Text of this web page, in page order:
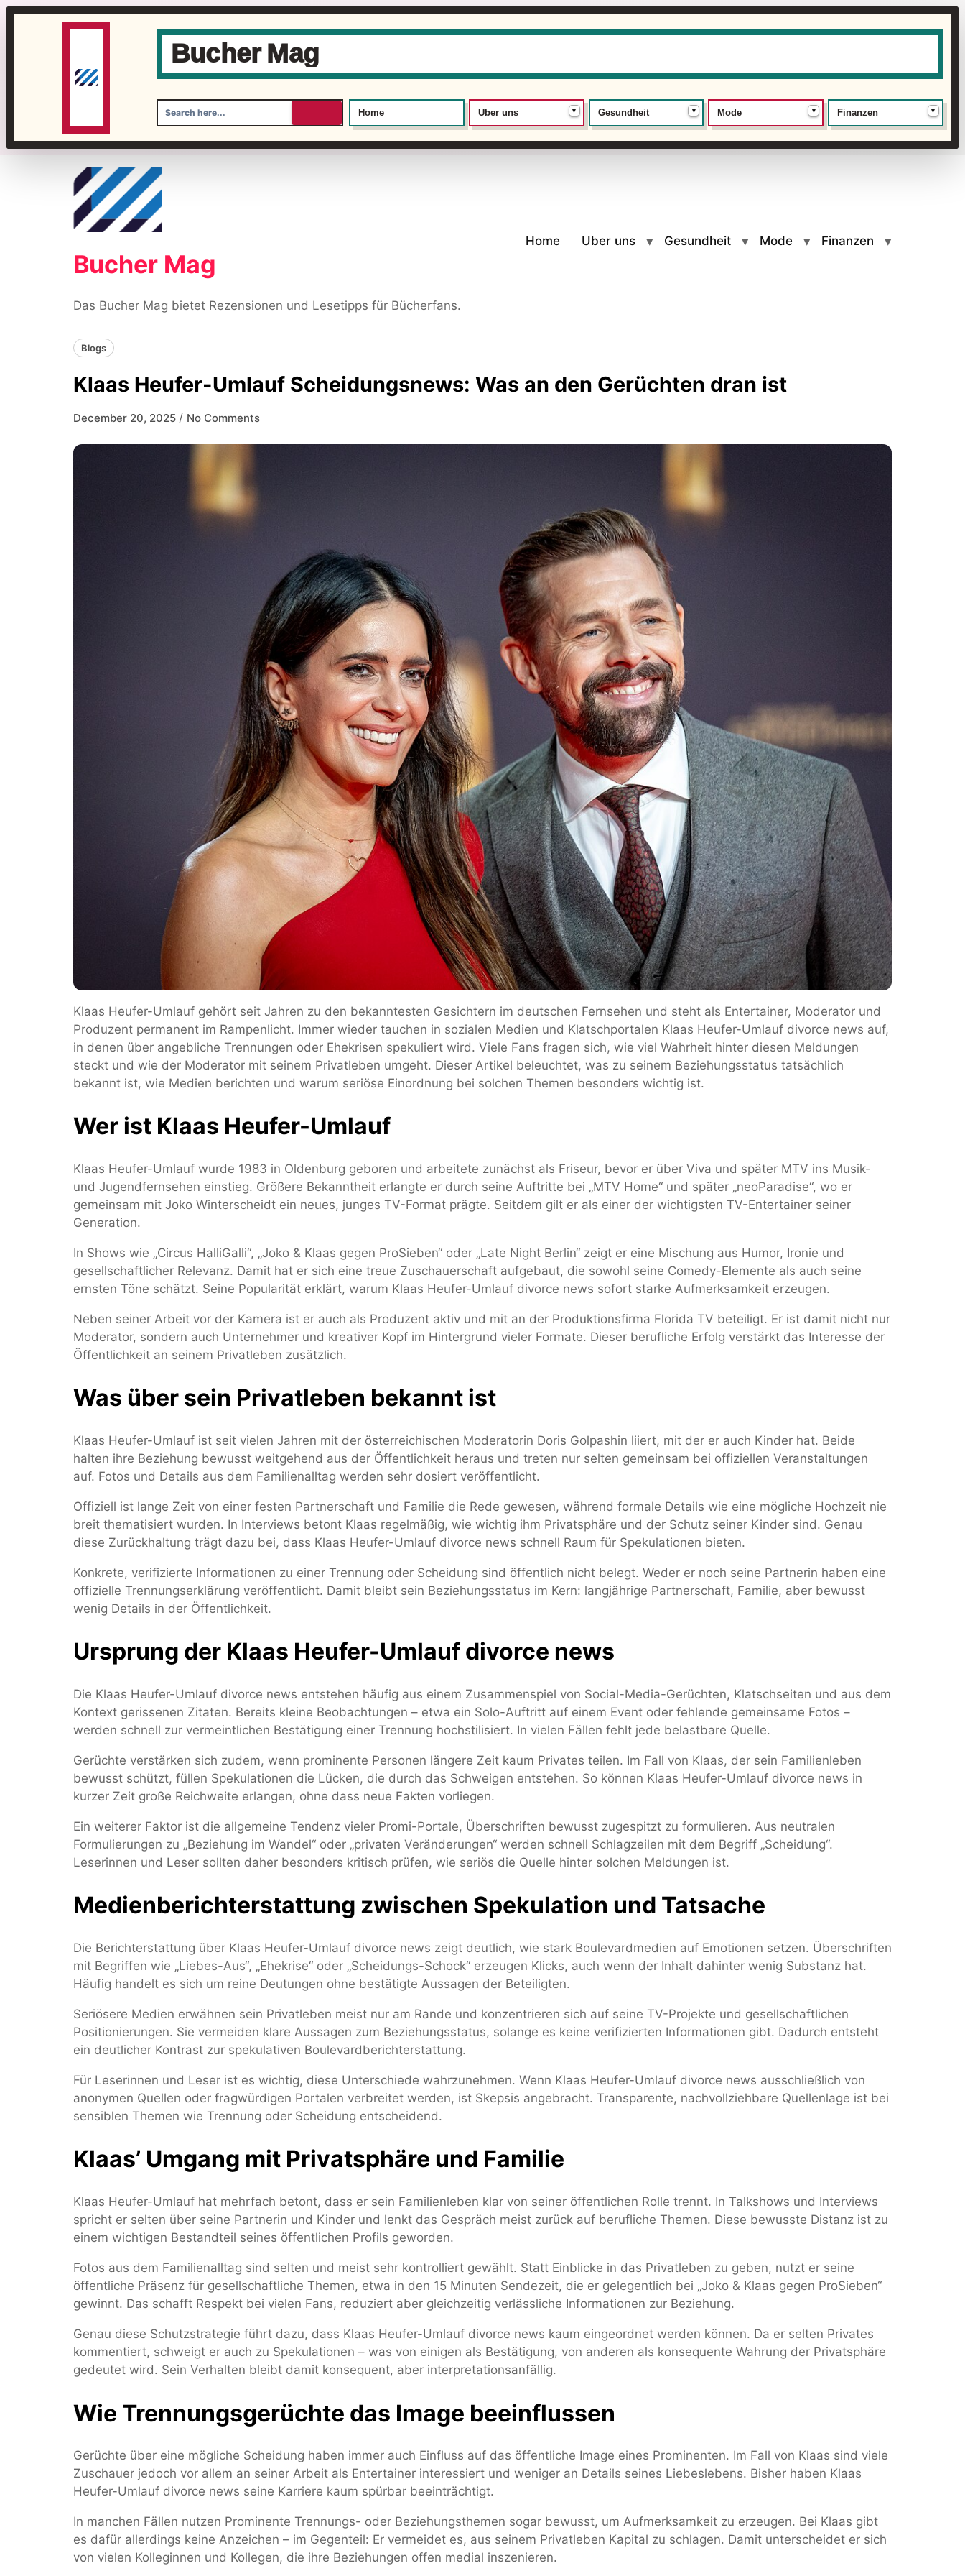
Bucher Mag
Home Uber uns ▾ Gesundheit ▾ Mode ▾ Finanzen ▾
Bucher Mag
Das Bucher Mag bietet Rezensionen und Lesetipps für Bücherfans.
Home Uber uns Gesundheit Mode Finanzen
Blogs
Klaas Heufer-Umlauf Scheidungsnews: Was an den Gerüchten dran ist
December 20, 2025 / No Comments
Klaas Heufer-Umlauf gehört seit Jahren zu den bekanntesten Gesichtern im deutschen Fernsehen und steht als Entertainer, Moderator und
Produzent permanent im Rampenlicht. Immer wieder tauchen in sozialen Medien und Klatschportalen Klaas Heufer-Umlauf divorce news auf,
in denen über angebliche Trennungen oder Ehekrisen spekuliert wird. Viele Fans fragen sich, wie viel Wahrheit hinter diesen Meldungen
steckt und wie der Moderator mit seinem Privatleben umgeht. Dieser Artikel beleuchtet, was zu seinem Beziehungsstatus tatsächlich
bekannt ist, wie Medien berichten und warum seriöse Einordnung bei solchen Themen besonders wichtig ist.
Wer ist Klaas Heufer-Umlauf
Klaas Heufer-Umlauf wurde 1983 in Oldenburg geboren und arbeitete zunächst als Friseur, bevor er über Viva und später MTV ins Musik-
und Jugendfernsehen einstieg. Größere Bekanntheit erlangte er durch seine Auftritte bei „MTV Home“ und später „neoParadise“, wo er
gemeinsam mit Joko Winterscheidt ein neues, junges TV-Format prägte. Seitdem gilt er als einer der wichtigsten TV-Entertainer seiner
Generation.
In Shows wie „Circus HalliGalli“, „Joko & Klaas gegen ProSieben“ oder „Late Night Berlin“ zeigt er eine Mischung aus Humor, Ironie und
gesellschaftlicher Relevanz. Damit hat er sich eine treue Zuschauerschaft aufgebaut, die sowohl seine Comedy-Elemente als auch seine
ernsten Töne schätzt. Seine Popularität erklärt, warum Klaas Heufer-Umlauf divorce news sofort starke Aufmerksamkeit erzeugen.
Neben seiner Arbeit vor der Kamera ist er auch als Produzent aktiv und mit an der Produktionsfirma Florida TV beteiligt. Er ist damit nicht nur
Moderator, sondern auch Unternehmer und kreativer Kopf im Hintergrund vieler Formate. Dieser berufliche Erfolg verstärkt das Interesse der
Öffentlichkeit an seinem Privatleben zusätzlich.
Was über sein Privatleben bekannt ist
Klaas Heufer-Umlauf ist seit vielen Jahren mit der österreichischen Moderatorin Doris Golpashin liiert, mit der er auch Kinder hat. Beide
halten ihre Beziehung bewusst weitgehend aus der Öffentlichkeit heraus und treten nur selten gemeinsam bei offiziellen Veranstaltungen
auf. Fotos und Details aus dem Familienalltag werden sehr dosiert veröffentlicht.
Offiziell ist lange Zeit von einer festen Partnerschaft und Familie die Rede gewesen, während formale Details wie eine mögliche Hochzeit nie
breit thematisiert wurden. In Interviews betont Klaas regelmäßig, wie wichtig ihm Privatsphäre und der Schutz seiner Kinder sind. Genau
diese Zurückhaltung trägt dazu bei, dass Klaas Heufer-Umlauf divorce news schnell Raum für Spekulationen bieten.
Konkrete, verifizierte Informationen zu einer Trennung oder Scheidung sind öffentlich nicht belegt. Weder er noch seine Partnerin haben eine
offizielle Trennungserklärung veröffentlicht. Damit bleibt sein Beziehungsstatus im Kern: langjährige Partnerschaft, Familie, aber bewusst
wenig Details in der Öffentlichkeit.
Ursprung der Klaas Heufer-Umlauf divorce news
Die Klaas Heufer-Umlauf divorce news entstehen häufig aus einem Zusammenspiel von Social-Media-Gerüchten, Klatschseiten und aus dem
Kontext gerissenen Zitaten. Bereits kleine Beobachtungen – etwa ein Solo-Auftritt auf einem Event oder fehlende gemeinsame Fotos –
werden schnell zur vermeintlichen Bestätigung einer Trennung hochstilisiert. In vielen Fällen fehlt jede belastbare Quelle.
Gerüchte verstärken sich zudem, wenn prominente Personen längere Zeit kaum Privates teilen. Im Fall von Klaas, der sein Familienleben
bewusst schützt, füllen Spekulationen die Lücken, die durch das Schweigen entstehen. So können Klaas Heufer-Umlauf divorce news in
kurzer Zeit große Reichweite erlangen, ohne dass neue Fakten vorliegen.
Ein weiterer Faktor ist die allgemeine Tendenz vieler Promi-Portale, Überschriften bewusst zugespitzt zu formulieren. Aus neutralen
Formulierungen zu „Beziehung im Wandel“ oder „privaten Veränderungen“ werden schnell Schlagzeilen mit dem Begriff „Scheidung“.
Leserinnen und Leser sollten daher besonders kritisch prüfen, wie seriös die Quelle hinter solchen Meldungen ist.
Medienberichterstattung zwischen Spekulation und Tatsache
Die Berichterstattung über Klaas Heufer-Umlauf divorce news zeigt deutlich, wie stark Boulevardmedien auf Emotionen setzen. Überschriften
mit Begriffen wie „Liebes-Aus“, „Ehekrise“ oder „Scheidungs-Schock“ erzeugen Klicks, auch wenn der Inhalt dahinter wenig Substanz hat.
Häufig handelt es sich um reine Deutungen ohne bestätigte Aussagen der Beteiligten.
Seriösere Medien erwähnen sein Privatleben meist nur am Rande und konzentrieren sich auf seine TV-Projekte und gesellschaftlichen
Positionierungen. Sie vermeiden klare Aussagen zum Beziehungsstatus, solange es keine verifizierten Informationen gibt. Dadurch entsteht
ein deutlicher Kontrast zur spekulativen Boulevardberichterstattung.
Für Leserinnen und Leser ist es wichtig, diese Unterschiede wahrzunehmen. Wenn Klaas Heufer-Umlauf divorce news ausschließlich von
anonymen Quellen oder fragwürdigen Portalen verbreitet werden, ist Skepsis angebracht. Transparente, nachvollziehbare Quellenlage ist bei
sensiblen Themen wie Trennung oder Scheidung entscheidend.
Klaas’ Umgang mit Privatsphäre und Familie
Klaas Heufer-Umlauf hat mehrfach betont, dass er sein Familienleben klar von seiner öffentlichen Rolle trennt. In Talkshows und Interviews
spricht er selten über seine Partnerin und Kinder und lenkt das Gespräch meist zurück auf berufliche Themen. Diese bewusste Distanz ist zu
einem wichtigen Bestandteil seines öffentlichen Profils geworden.
Fotos aus dem Familienalltag sind selten und meist sehr kontrolliert gewählt. Statt Einblicke in das Privatleben zu geben, nutzt er seine
öffentliche Präsenz für gesellschaftliche Themen, etwa in den 15 Minuten Sendezeit, die er gelegentlich bei „Joko & Klaas gegen ProSieben“
gewinnt. Das schafft Respekt bei vielen Fans, reduziert aber gleichzeitig verlässliche Informationen zur Beziehung.
Genau diese Schutzstrategie führt dazu, dass Klaas Heufer-Umlauf divorce news kaum eingeordnet werden können. Da er selten Privates
kommentiert, schweigt er auch zu Spekulationen – was von einigen als Bestätigung, von anderen als konsequente Wahrung der Privatsphäre
gedeutet wird. Sein Verhalten bleibt damit konsequent, aber interpretationsanfällig.
Wie Trennungsgerüchte das Image beeinflussen
Gerüchte über eine mögliche Scheidung haben immer auch Einfluss auf das öffentliche Image eines Prominenten. Im Fall von Klaas sind viele
Zuschauer jedoch vor allem an seiner Arbeit als Entertainer interessiert und weniger an Details seines Liebeslebens. Bisher haben Klaas
Heufer-Umlauf divorce news seine Karriere kaum spürbar beeinträchtigt.
In manchen Fällen nutzen Prominente Trennungs- oder Beziehungsthemen sogar bewusst, um Aufmerksamkeit zu erzeugen. Bei Klaas gibt
es dafür allerdings keine Anzeichen – im Gegenteil: Er vermeidet es, aus seinem Privatleben Kapital zu schlagen. Damit unterscheidet er sich
von vielen Kolleginnen und Kollegen, die ihre Beziehungen offen medial inszenieren.